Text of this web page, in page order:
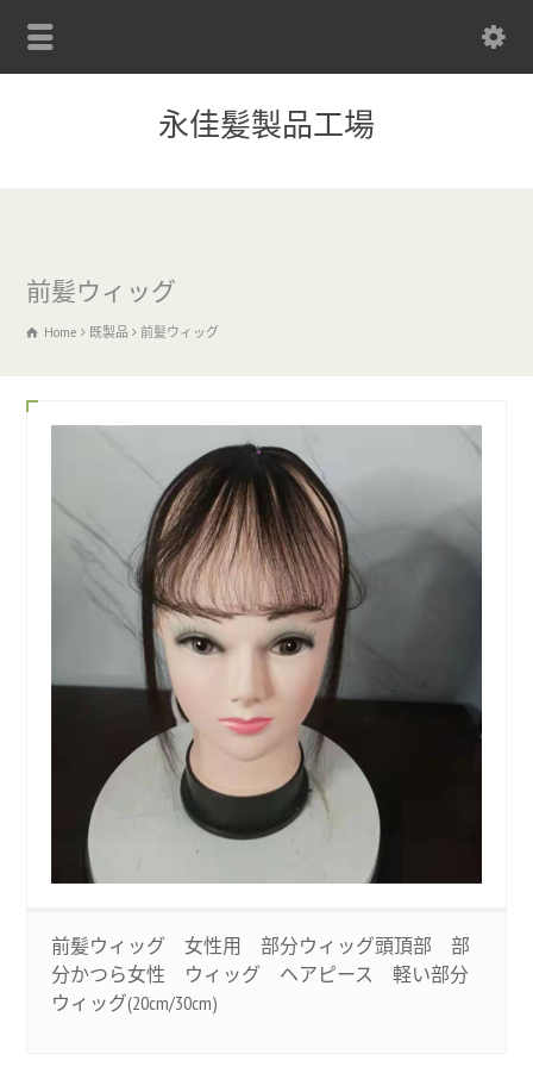
永佳髪製品工場
前髪ウィッグ
Home 既製品 前髪ウィッグ
前髪ウィッグ 女性用 部分ウィッグ頭頂部 部
分かつら女性 ウィッグ ヘアピース 軽い部分
ウィッグ(20cm/30cm)